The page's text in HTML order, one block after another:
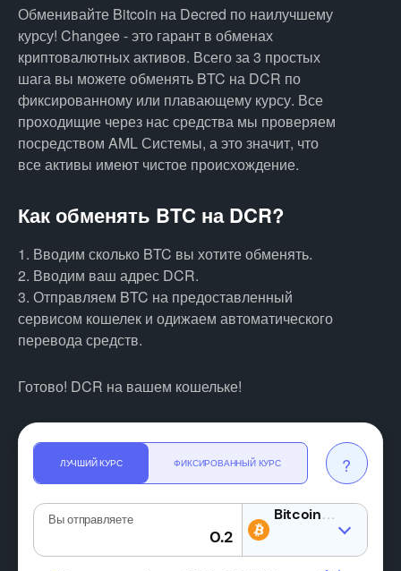
Обменивайте Bitcoin на Decred по наилучшему
курсу! Changee - это гарант в обменах
криптовалютных активов. Всего за 3 простых
шага вы можете обменять BTC на DCR по
фиксированному или плавающему курсу. Все
проходищие через нас средства мы проверяем
посредством AML Системы, а это значит, что
все активы имеют чистое происхождение.
Как обменять BTC на DCR?
1. Вводим сколько BTC вы хотите обменять.
2. Вводим ваш адрес DCR.
3. Отправляем BTC на предоставленный
сервисом кошелек и одижаем автоматического
перевода средств.
Готово! DCR на вашем кошельке!
ЛУЧШИЙ КУРС ФИКСИРОВАННЫЙ КУРС ?
Вы отправляете BTC